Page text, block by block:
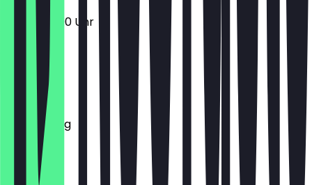
12:00 - 23:00 Uhr
Montag
Dienstag
Mittwoch
Donnerstag
Freitag
Samstag
Sonntag